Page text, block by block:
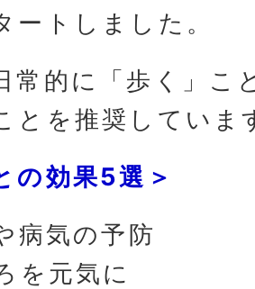
ートしました。
常的に「歩く」こ
とを推奨していま
の効果5選＞
気の予防
元気に